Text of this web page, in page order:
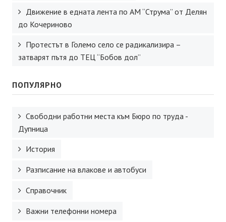
Движение в едната лента по АМ “Струма” от Делян
до Кочериново
Протестът в Големо село се радикализира –
затварят пътя до ТЕЦ “Бобов дол”
ПОПУЛЯРНО
Свободни работни места към Бюро по труда -
Дупница
История
Разписание на влакове и автобуси
Справочник
Важни телефонни номера